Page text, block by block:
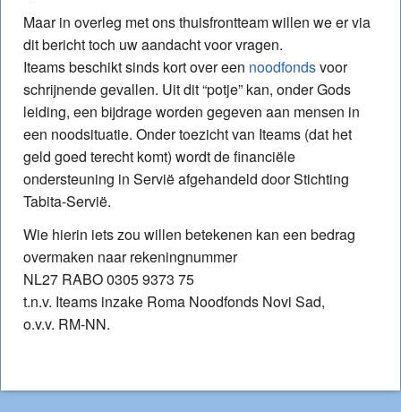
Maar in overleg met ons thuisfrontteam willen we er via
dit bericht toch uw aandacht voor vragen.
Iteams beschikt sinds kort over een noodfondsvoor
schrijnende gevallen. Uit dit “potje” kan, onder Gods
leiding, een bijdrage worden gegeven aan mensen in
een noodsituatie. Onder toezicht van Iteams (dat het
geld goed terecht komt) wordt de financiële
ondersteuning in Servië afgehandeld door Stichting
Tabita-Servië.
Wie hierin iets zou willen betekenen kan een bedrag
overmaken naar rekeningnummer
NL27 RABO 0305 9373 75
t.n.v. Iteams inzake Roma Noodfonds Novi Sad,
o.v.v. RM-NN.